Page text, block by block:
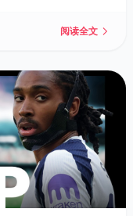
年球员选项，未来
阅读全文